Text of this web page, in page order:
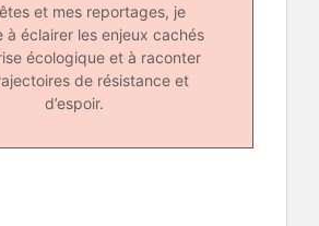
et mes reportages, je
à éclairer les enjeux cachés
écologique et à raconter
de résistance et
d’espoir.